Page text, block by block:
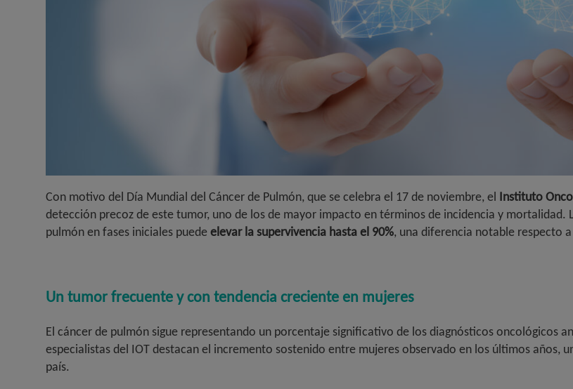
Con motivo del Día Mundial del Cáncer de Pulmón, que se celebra el 17 de noviembre, el Instituto
detección precoz de este tumor, uno de los de mayor impacto en términos de incidencia y
pulmón en fases iniciales puedeelevar la supervivencia hasta el 90%, una diferencia notable respecto
Un tumor frecuente y con tendencia creciente en mujeres
El cáncer de pulmón sigue representando un porcentaje significativo de los diagnósticos oncológicos
especialistas del IOT destacan el incremento sostenido entre mujeres observado en los últimos años,
país.